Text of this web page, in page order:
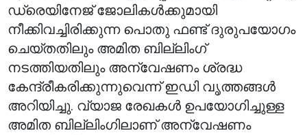
ഡ്രെയിനേജ് ജോലികൾക്കുമായി
നീക്കിവച്ചിരിക്കുന്ന പൊതു ഫണ്ട് ദുരുപയോഗം
ചെയ്തതിലും അമിത ബില്ലിംഗ്
നടത്തിയതിലും അന്വേഷണം ശ്രദ്ധ
കേന്ദ്രീകരിക്കുന്നുവെന്ന് ഇഡി വൃത്തങ്ങൾ
അറിയിച്ചു. വ്യാജ രേഖകൾ ഉപയോഗിച്ചുള്ള
അമിത ബില്ലിംഗിലാണ് അന്വേഷണം